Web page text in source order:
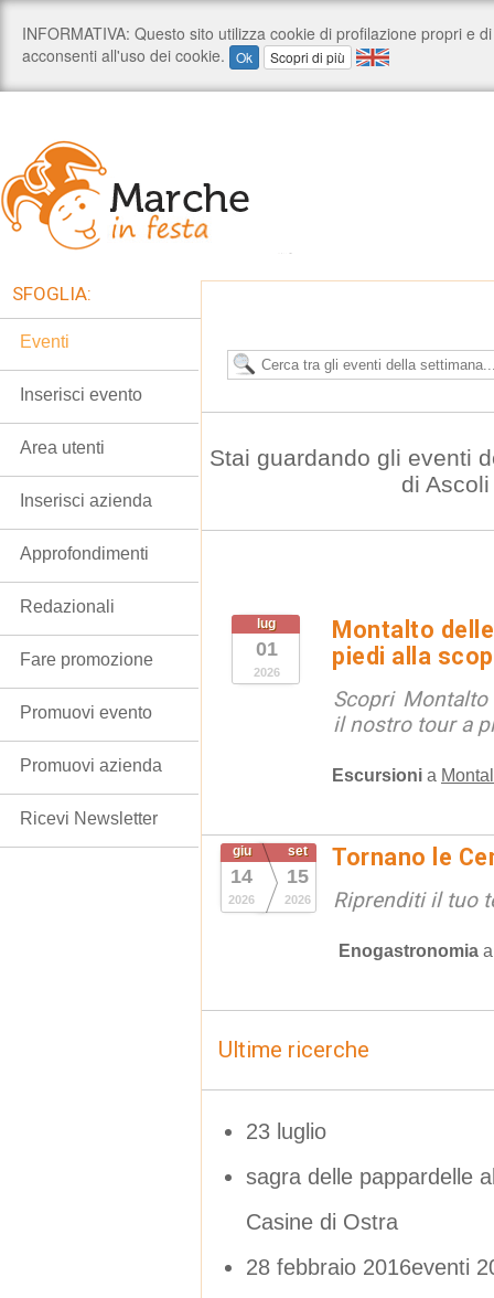
Stai guardando gli eventi
di
lug
01
2026
Montalto
piedi alla
Scopri
il nostro tour a
Escursioni a
giu
14
2026
set
15
2026
Tornano le
Riprenditi il tuo
Enogastronomia
Ultime ricerche
23 luglio
sagra delle pappardelle
Casine di Ostra
28 febbraio 2016eventi
SFOGLIA:
Eventi
Inserisci evento
Area utenti
Inserisci azienda
Approfondimenti
Redazionali
Fare promozione
Promuovi evento
Promuovi azienda
Ricevi Newsletter